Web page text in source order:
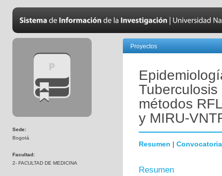
Sede:
Bogotá
Facultad:
2- FACULTAD DE MEDICINA
Proyectos
métodos
y MIRU-
Resumen | Convocatoria
Resumen